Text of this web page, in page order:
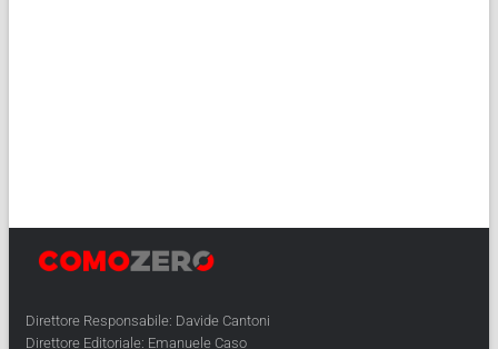
Direttore Responsabile: Davide Cantoni
Direttore Editoriale: Emanuele Caso